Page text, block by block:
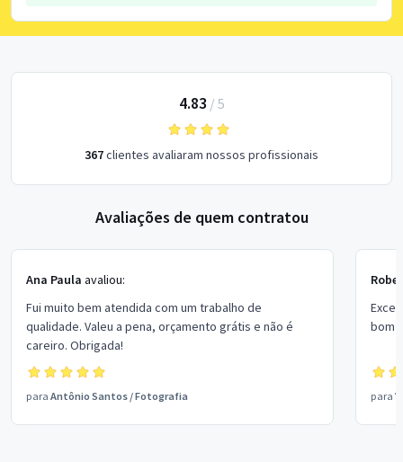
4.83 / 5
367clientes avaliaram nossos profissionais
Avaliações de quem contratou
Ana Paula avaliou:
Fui muito bem atendida com um trabalho de
qualidade. Valeu a pena, orçamento grátis e não é
careiro. Obrigada!
para Antônio Santos /Fotografia
bom
para